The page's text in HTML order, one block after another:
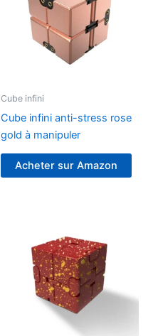
Cube infini
Cube infini anti-stress rose
gold à manipuler
Acheter sur Amazon